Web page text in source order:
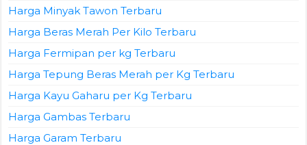
Harga Minyak Tawon Terbaru
Harga Beras Merah Per Kilo Terbaru
Harga Fermipan per kg Terbaru
Harga Tepung Beras Merah per Kg Terbaru
Harga Kayu Gaharu per Kg Terbaru
Harga Gambas Terbaru
Harga Garam Terbaru